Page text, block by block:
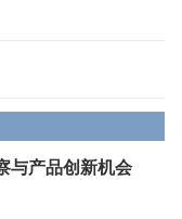
与产品创新机会